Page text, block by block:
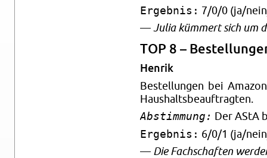
Ergebnis:
7/0/0 (ja/
— Julia küm­mert sich um
TOP 8 –
Hen­rik
Be­stel­lun­gen bei
Haus­halts­be­auf­trag­ten.
Abstimmung: Der AStA
Ergebnis: 6/0/1 (ja/
— Die Fach­schaf­ten